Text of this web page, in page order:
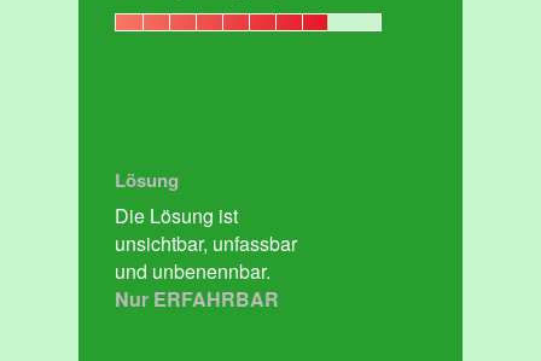
Lösung
Die Lösung ist
unsichtbar, unfassbar
und unbenennbar.
Nur ERFAHRBAR